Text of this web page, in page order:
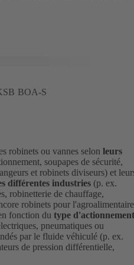
BOA-S
robinets ou vannes selon leurs
soupapes de sécurité,
et robinets diviseurs) et
différentes industries (p. ex.
robinetterie de chauffage,
robinets pour
fonction du type d'actionnement
pneumatiques ou
par le fluide véhiculé (p. ex.
de pression différentielle,